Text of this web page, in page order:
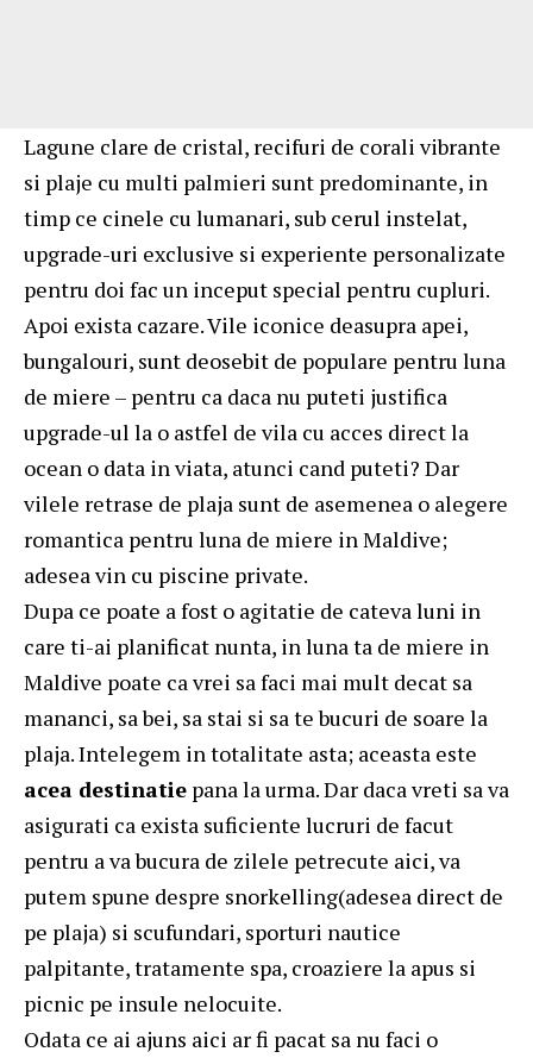
Lagune clare de cristal, recifuri de corali vibrante
si plaje cu multi palmieri sunt predominante, in
timp ce cinele cu lumanari, sub cerul instelat,
upgrade-uri exclusive si experiente personalizate
pentru doi fac un inceput special pentru cupluri.
Apoi exista cazare. Vile iconice deasupra apei,
bungalouri, sunt deosebit de populare pentru luna
de miere – pentru ca daca nu puteti justifica
upgrade-ul la o astfel de vila cu acces direct la
ocean o data in viata, atunci cand puteti? Dar
vilele retrase de plaja sunt de asemenea o alegere
romantica pentru luna de miere in Maldive;
adesea vin cu piscine private.
Dupa ce poate a fost o agitatie de cateva luni in
care ti-ai planificat nunta, in luna ta de miere in
Maldive poate ca vrei sa faci mai mult decat sa
mananci, sa bei, sa stai si sa te bucuri de soare la
plaja. Intelegem in totalitate asta; aceasta este
acea destinatie pana la urma. Dar daca vreti sa va
asigurati ca exista suficiente lucruri de facut
pentru a va bucura de zilele petrecute aici, va
putem spune despre snorkelling(adesea direct de
pe plaja) si scufundari, sporturi nautice
palpitante, tratamente spa, croaziere la apus si
picnic pe insule nelocuite.
Odata ce ai ajuns aici ar fi pacat sa nu faci o